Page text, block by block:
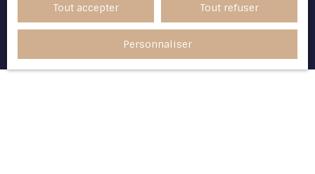
Tout accepter Tout refuser
Personnaliser